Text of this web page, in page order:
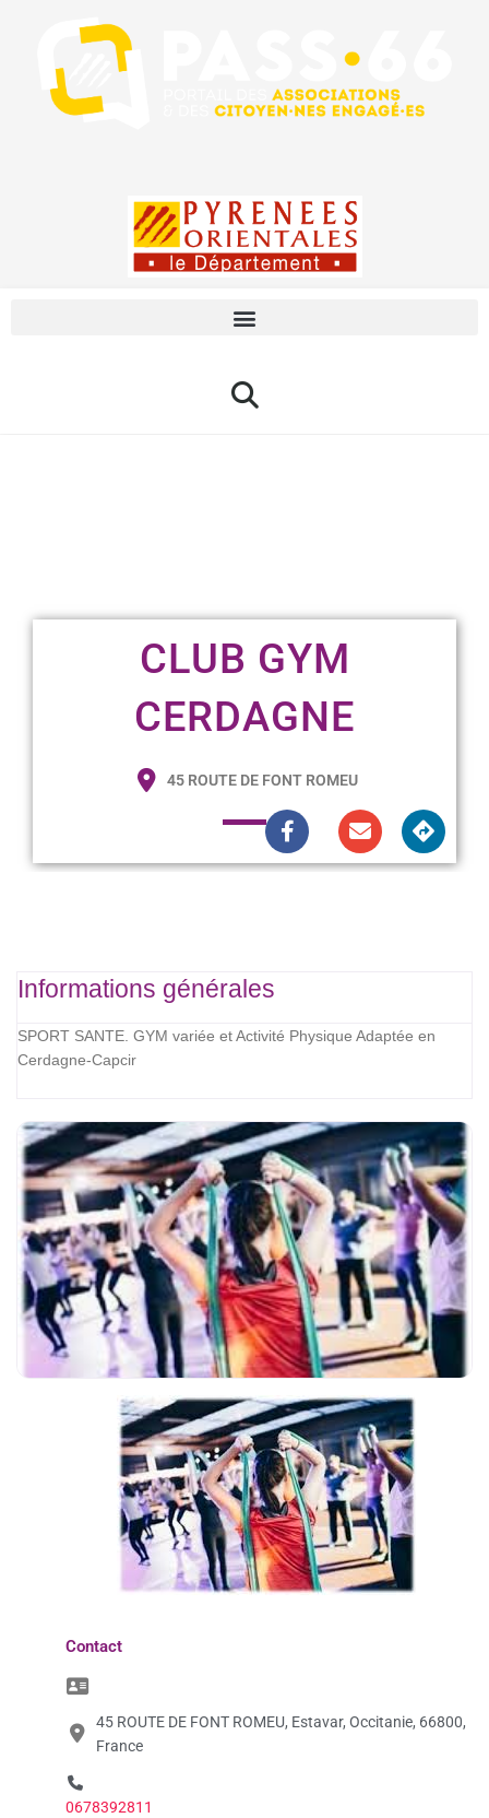
CLUB GYM
CERDAGNE
45 ROUTE DE FONT ROMEU
Informations générales
SPORT SANTE. GYM variée et Activité Physique Adaptée en
Cerdagne-Capcir
Contact
45 ROUTE DE FONT ROMEU, Estavar, Occitanie, 66800,
France
0678392811